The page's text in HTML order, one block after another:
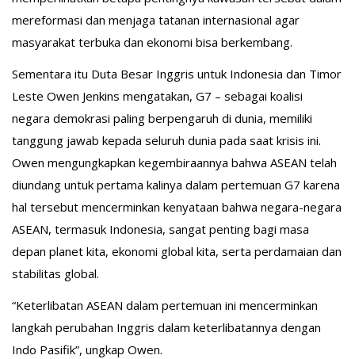
mereformasi dan menjaga tatanan internasional agar
masyarakat terbuka dan ekonomi bisa berkembang.
Sementara itu Duta Besar Inggris untuk Indonesia dan Timor
Leste Owen Jenkins mengatakan, G7 – sebagai koalisi
negara demokrasi paling berpengaruh di dunia, memiliki
tanggung jawab kepada seluruh dunia pada saat krisis ini.
Owen mengungkapkan kegembiraannya bahwa ASEAN telah
diundang untuk pertama kalinya dalam pertemuan G7 karena
hal tersebut mencerminkan kenyataan bahwa negara-negara
ASEAN, termasuk Indonesia, sangat penting bagi masa
depan planet kita, ekonomi global kita, serta perdamaian dan
stabilitas global.
“Keterlibatan ASEAN dalam pertemuan ini mencerminkan
langkah perubahan Inggris dalam keterlibatannya dengan
Indo Pasifik”, ungkap Owen.